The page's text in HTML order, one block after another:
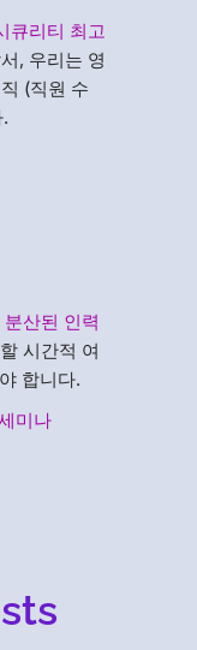
큐리티 최고
, 우리는 영
(직원 수
분산된 인력
시간적 여
합니다.
미나